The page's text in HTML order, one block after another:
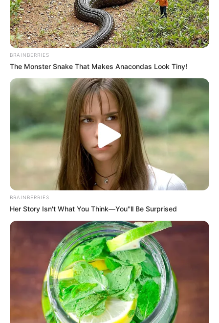
BRAINBERRIES
The Monster Snake That Makes Anacondas Look Tiny!
BRAINBERRIES
Her Story Isn't What You Think—You''ll Be Surprised